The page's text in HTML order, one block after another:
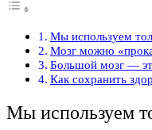
Мы используем
Мозг можно
Большой мозг —
Как сохранить
Мы используем